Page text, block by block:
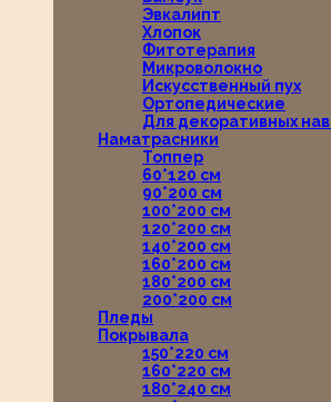
Эвкалипт
Хлопок
Фитотерапия
Микроволокно
Искусственный пух
Ортопедические
Для декоративных
Наматрасники
Топпер
60*120 см
90*200 см
100*200 см
120*200 см
140*200 см
160*200 см
180*200 см
200*200 см
Пледы
Покрывала
150*220 см
160*220 см
180*240 см